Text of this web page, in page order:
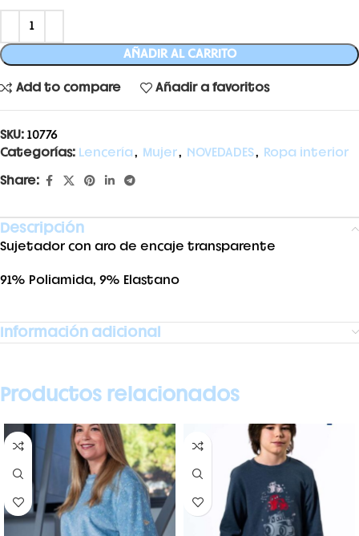
AÑADIR AL CARRITO
Add to compare Añadir a favoritos
SKU: 10776
Categorías: Lencería, Mujer, NOVEDADES, Ropa interior
Share:
Descripción
Sujetador con aro de encaje transparente
91% Poliamida, 9% Elastano
Información adicional
Productos relacionados